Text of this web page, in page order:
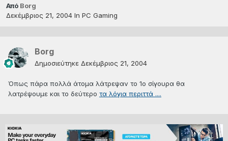
Από Borg
Δεκέμβριος 21, 2004 In PC Gaming
Borg
Δημοσιεύτηκε Δεκέμβριος 21, 2004
Όπως πάρα πολλά άτομα λάτρεψαν το 1ο σίγουρα θα
λατρέψουμε και το δεύτερο τα λόγια περιττά ....